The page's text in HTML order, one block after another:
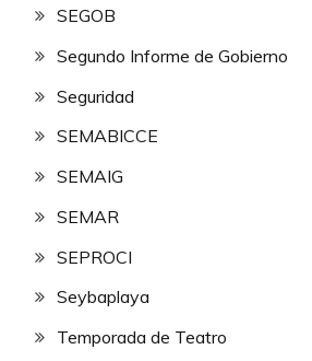
SEGOB
Segundo Informe de Gobierno
Seguridad
SEMABICCE
SEMAIG
SEMAR
SEPROCI
Seybaplaya
Temporada de Teatro